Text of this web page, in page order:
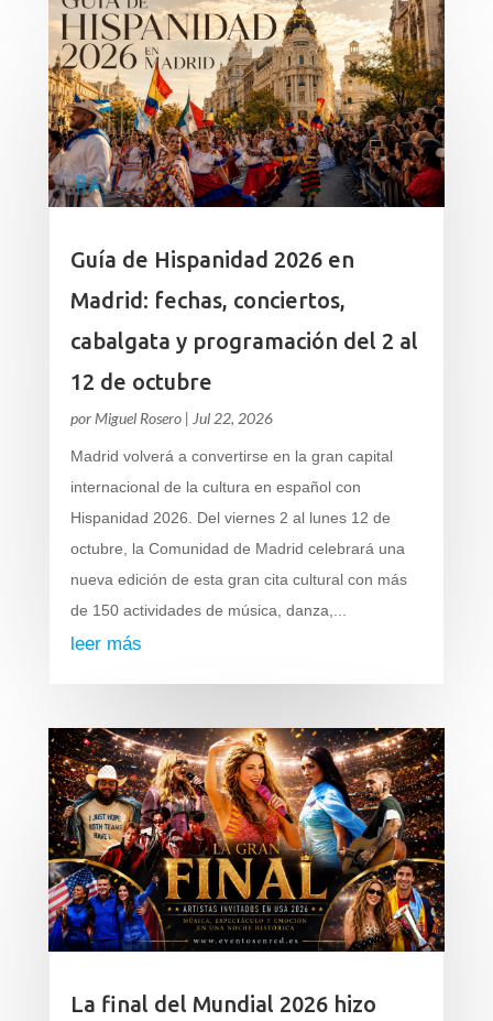
Guía de Hispanidad 2026 en
Madrid: fechas, conciertos,
cabalgata y programación del 2 al
12 de octubre
por Miguel Rosero| Jul 22, 2026
Madrid volverá a convertirse en la gran capital
internacional de la cultura en español con
Hispanidad 2026. Del viernes 2 al lunes 12 de
octubre, la Comunidad de Madrid celebrará una
nueva edición de esta gran cita cultural con más
de 150 actividades de música, danza,...
leer más
La final del Mundial 2026 hizo